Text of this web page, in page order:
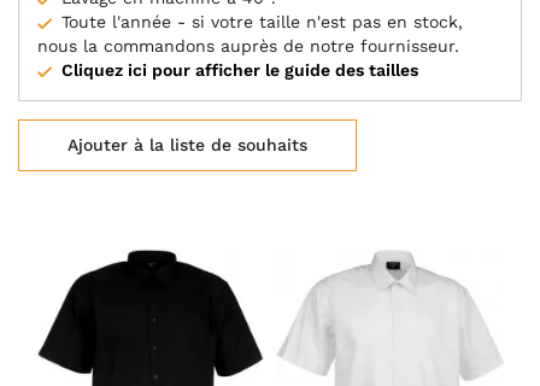
Toute l'année - si votre taille n'est pas en stock,
nous la commandons auprès de notre fournisseur.
Cliquez ici pour afficher le guide des tailles
Ajouter à la liste de souhaits